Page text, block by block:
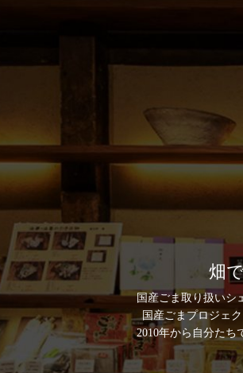
畑
国産ごま取り扱いシ
国産ごまプロジェク
2010年から自分たち